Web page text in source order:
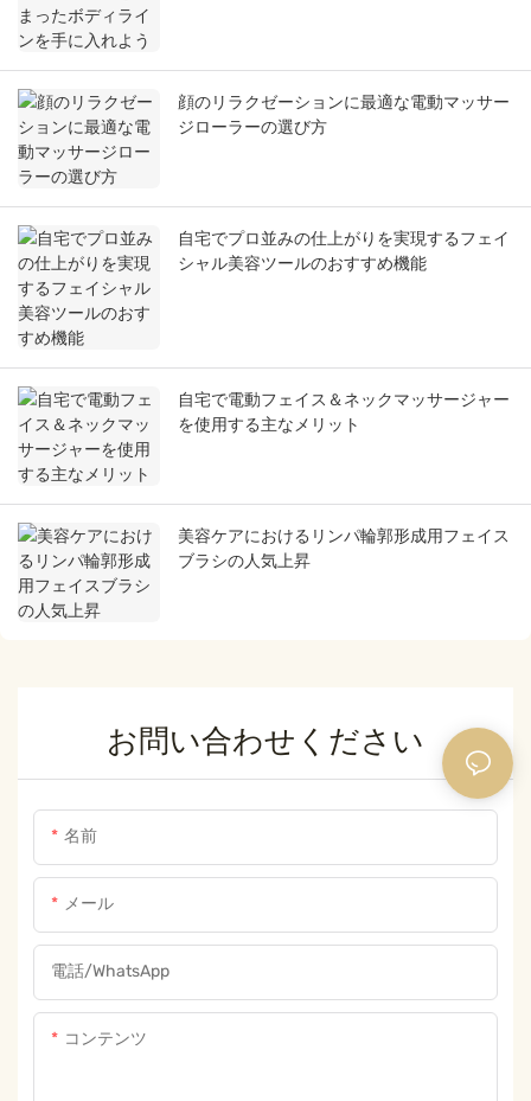
顔のリラクゼーションに最適な電動マッサー
ジローラーの選び方
自宅でプロ並みの仕上がりを実現するフェイ
シャル美容ツールのおすすめ機能
自宅で電動フェイス＆ネックマッサージャー
を使用する主なメリット
美容ケアにおけるリンパ輪郭形成用フェイス
ブラシの人気上昇
お問い合わせください
名前
メール
電話/WhatsApp
コンテンツ